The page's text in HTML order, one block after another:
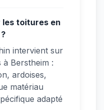
toitures en
intervient sur
Berstheim :
ardoises,
matériau
adapté